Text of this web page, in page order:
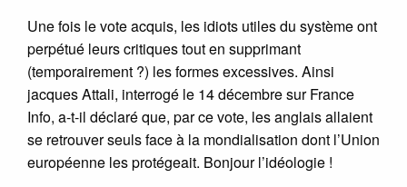
Une fois le vote acquis, les idiots utiles du système ont
perpétué leurs critiques tout en supprimant
(temporairement ?) les formes excessives. Ainsi
jacques Attali, interrogé le 14 décembre sur France
Info, a-t-il déclaré que, par ce vote, les anglais allaient
se retrouver seuls face à la mondialisation dont l’Union
européenne les protégeait. Bonjour l’idéologie !